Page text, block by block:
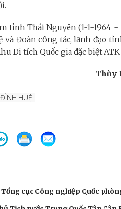
tỉnh Thái Nguyên (1-1-1964 -
và Đoàn công tác, lãnh đạo
Di tích Quốc gia đặc biệt
Thùy
HUỆ
cục Công nghiệp Quốc